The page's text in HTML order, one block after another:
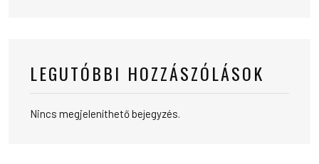
LEGUTÓBBI HOZZÁSZÓLÁSOK
Nincs megjeleníthető bejegyzés.